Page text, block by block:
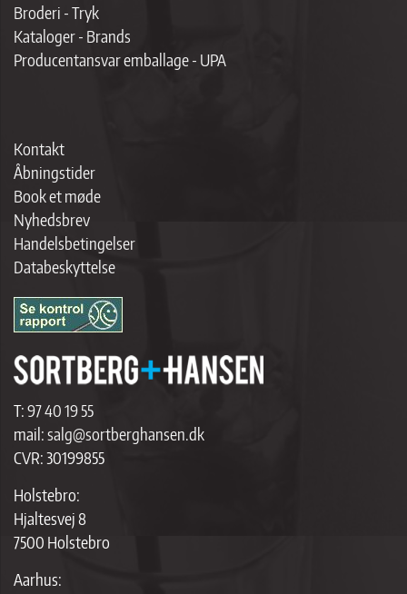
Broderi - Tryk
Kataloger - Brands
Producentansvar emballage - UPA
Kontakt
Åbningstider
Book et møde
Nyhedsbrev
Handelsbetingelser
Databeskyttelse
T:97 40 19 55
mail:salg@sortberghansen.dk
CVR: 30199855
Holstebro:
Hjaltesvej 8
7500 Holstebro
Aarhus: